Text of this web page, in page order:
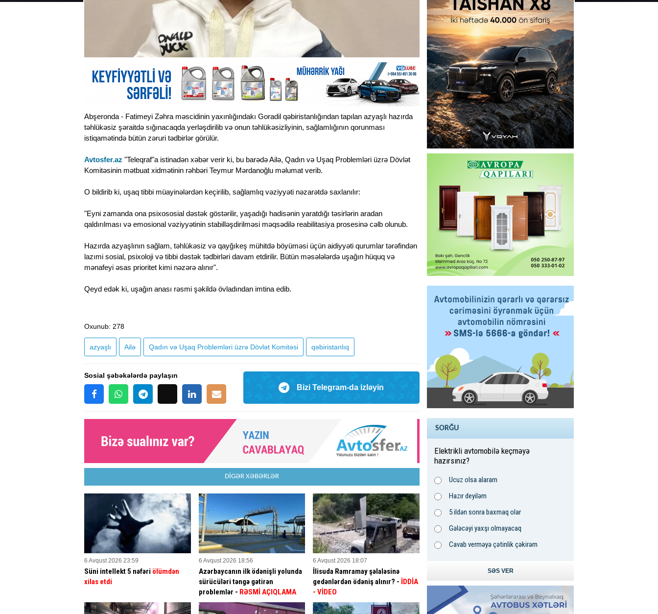
Abşeronda - Fatimeyi Zəhra məscidinin yaxınlığındakı Goradil qəbiristanlığından tapılan azyaşlı hazırda
təhlükəsiz şəraitdə sığınacaqda yerləşdirilib və onun təhlükəsizliyinin, sağlamlığının qorunması
istiqamətində bütün zəruri tədbirlər görülür.
Avtosfer.az "Teleqraf"a istinadən xəbər verir ki, bu barədə Ailə, Qadın və Uşaq Problemləri üzrə Dövlət
Komitəsinin mətbuat xidmətinin rəhbəri Teymur Mərdanoğlu məlumat verib.
O bildirib ki, uşaq tibbi müayinələrdən keçirilib, sağlamlıq vəziyyəti nəzarətdə saxlanılır:
"Eyni zamanda ona psixososial dəstək göstərilir, yaşadığı hadisənin yaratdığı təsirlərin aradan
qaldırılması və emosional vəziyyətinin stabilləşdirilməsi məqsədilə reabilitasiya prosesinə cəlb olunub.
Hazırda azyaşlının sağlam, təhlükəsiz və qayğıkeş mühitdə böyüməsi üçün aidiyyəti qurumlar tərəfindən
lazımi sosial, psixoloji və tibbi dəstək tədbirləri davam etdirilir. Bütün məsələlərdə uşağın hüquq və
mənafeyi əsas prioritet kimi nəzərə alınır".
Qeyd edək ki, uşağın anası rəsmi şəkildə övladından imtina edib.
Oxunub: 278
azyaşlı Ailə Qadın və Uşaq Problemləri üzrə Dövlət Komitəsi qəbiristanlıq
Sosial şəbəkələrdə paylaşın
Bizi Telegram-da izləyin
DİGƏR XƏBƏRLƏR
6 Avqust 2026 23:59
Süni intellekt 5 nəfəri ölümdən
xilas etdi
6 Avqust 2026 18:56
Azərbaycanın ilk ödənişli yolunda
sürücüləri təngə gətirən
problemlər - RƏSMİ AÇIQLAMA
6 Avqust 2026 18:07
İlisuda Ramramay şəlaləsinə
gedənlərdən ödəniş alınır? - İDDİA
- VİDEO
SORĞU
Elektrikli avtomobilə keçməyə
hazırsınız?
Ucuz olsa alaram
Hazır deyiləm
5 ildən sonra baxmaq olar
Gələcəyi yaxşı olmayacaq
Cavab verməyə çətinlik çəkirəm